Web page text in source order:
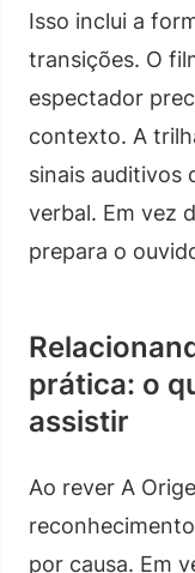
Isso inclui a
transições. O
espectador
contexto. A
sinais auditivos
verbal. Em vez
prepara o
prática: o
assistir
Ao rever A
por causa. Em